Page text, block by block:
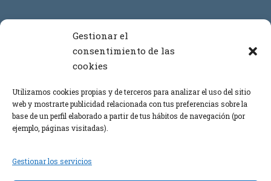
Gestionar el
consentimiento de las
cookies
Utilizamos cookies propias y de terceros para analizar el uso del sitio
web y mostrarte publicidad relacionada con tus preferencias sobre la
base de un perfil elaborado a partir de tus hábitos de navegación (por
ejemplo, páginas visitadas).
Gestionar los servicios
+34 699 908 873
+34 669 443 864
info@carpinteriaalbero.com
Formulario de contacto